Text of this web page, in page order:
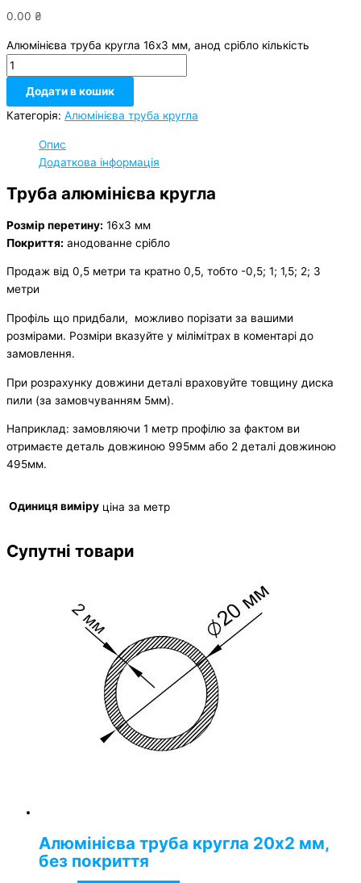
0.00 ₴
Алюмінієва труба кругла 16х3 мм, анод срібло кількість
Додати в кошик
Категорія: Алюмінієва труба кругла
Опис
Додаткова інформація
Труба алюмінієва кругла
Розмір перетину: 16х3 мм
Покриття: анодованне срібло
Продаж від 0,5 метри та кратно 0,5, тобто -0,5; 1; 1,5; 2; 3
метри
Профіль що придбали, можливо порізати за вашими
розмірами. Розміри вказуйте у мілімітрах в коментарі до
замовлення.
При розрахунку довжини деталі враховуйте товщину диска
пили (за замовчуванням 5мм).
Наприклад: замовляючи 1 метр профілю за фактом ви
отримаєте деталь довжиною 995мм або 2 деталі довжиною
495мм.
Одиниця виміру ціна за метр
Супутні товари
Алюмінієва труба кругла 20х2 мм,
без покриття